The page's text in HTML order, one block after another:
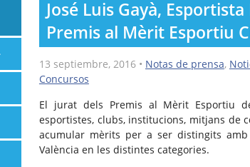
José Luis Gayà,
Premis al Mèrit Esportiu
13 septiembre, 2016• Notas de prensa,
Concursos
El jurat dels Premis al Mèrit Esportiu
esportistes, clubs, institucions, mitjans de
acumular mèrits per a ser distingits
València en les distintes categories.